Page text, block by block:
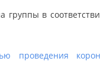
группы в
проведения